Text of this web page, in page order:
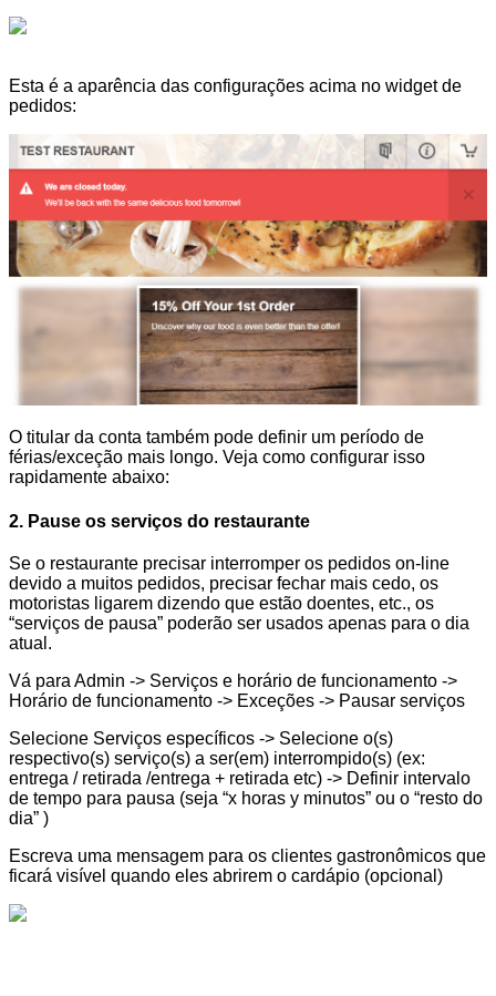
Esta é a aparência das configurações acima no widget de
pedidos:
O titular da conta também pode definir um período de
férias/exceção mais longo. Veja como configurar isso
rapidamente abaixo:
2. Pause os serviços do restaurante
Se o restaurante precisar interromper os pedidos on-line
devido a muitos pedidos, precisar fechar mais cedo, os
motoristas ligarem dizendo que estão doentes, etc., os
“serviços de pausa” poderão ser usados apenas para o dia
atual.
Vá para Admin -> Serviços e horário de funcionamento ->
Horário de funcionamento -> Exceções -> Pausar serviços
Selecione Serviços específicos -> Selecione o(s)
respectivo(s) serviço(s) a ser(em) interrompido(s) (ex:
entrega / retirada /entrega + retirada etc) -> Definir intervalo
de tempo para pausa (seja “x horas y minutos” ou o “resto do
dia” )
Escreva uma mensagem para os clientes gastronômicos que
ficará visível quando eles abrirem o cardápio (opcional)